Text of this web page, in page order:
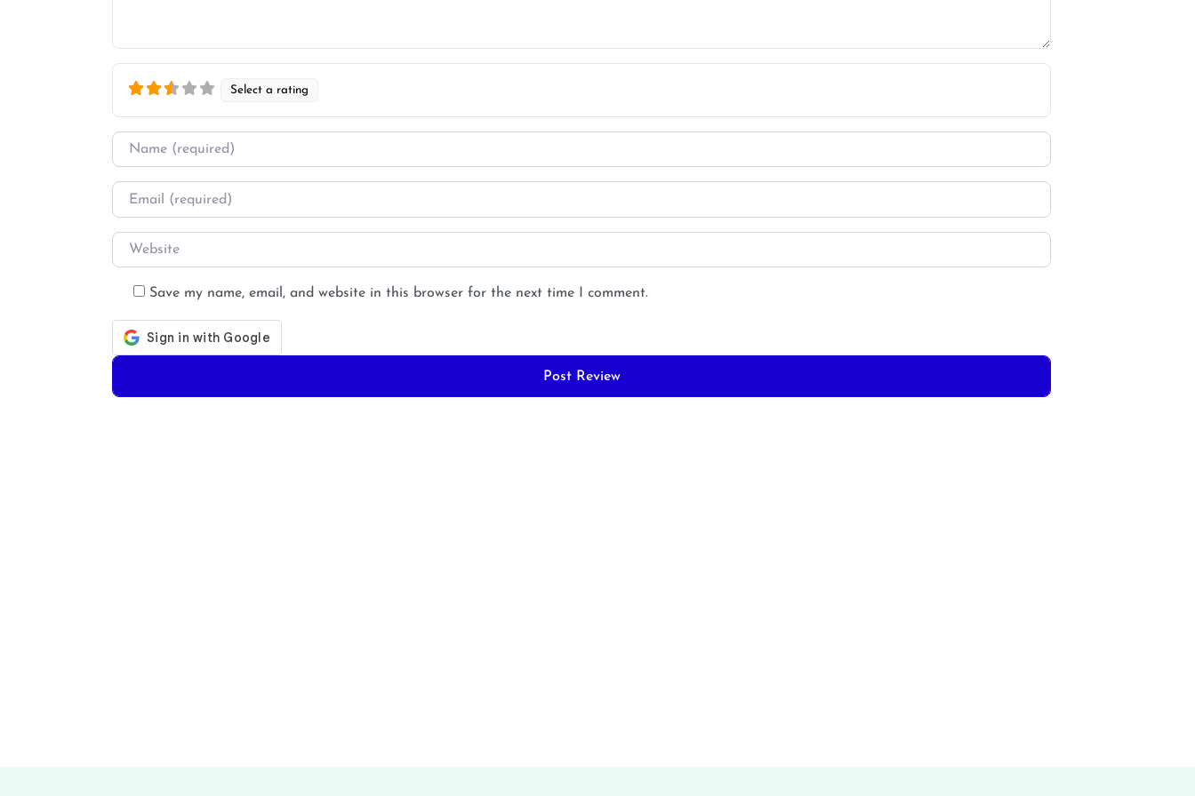
Select a rating
Name
Email
Website
Save my name, email, and website in this browser for the next time I comment.